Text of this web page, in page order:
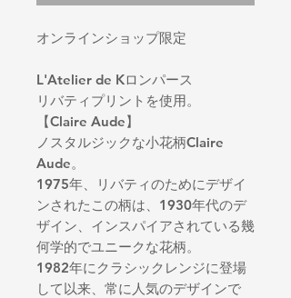
オンラインショップ限定
L'Atelier de Kロンパース
リバティプリントを使用。
【Claire Aude】
ノスタルジックな小花柄Claire
Aude。
1975年、リバティのためにデザイ
ンされたこの柄は、1930年代のデ
ザイン、インスパイアされている幾
何学的でユニークな花柄。
1982年にクラシックレンジに登場
して以来、常に人気のデザインで